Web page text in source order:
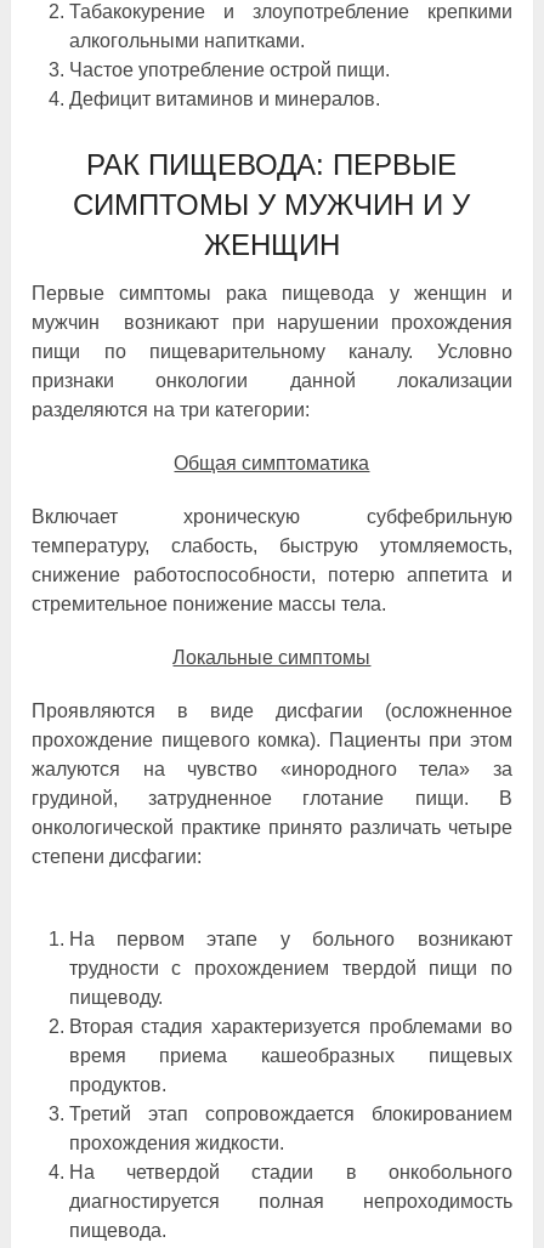
Табакокурение и злоупотребление крепкими
алкогольными напитками.
Частое употребление острой пищи.
Дефицит витаминов и минералов.
РАК ПИЩЕВОДА: ПЕРВЫЕ
СИМПТОМЫ У МУЖЧИН И У
ЖЕНЩИН
Первые симптомы рака пищевода у женщин и
мужчин возникают при нарушении прохождения
пищи по пищеварительному каналу. Условно
признаки онкологии данной локализации
разделяются на три категории:
Общая симптоматика
Включает хроническую субфебрильную
температуру, слабость, быструю утомляемость,
снижение работоспособности, потерю аппетита и
стремительное понижение массы тела.
Локальные симптомы
Проявляются в виде дисфагии (осложненное
прохождение пищевого комка). Пациенты при этом
жалуются на чувство «инородного тела» за
грудиной, затрудненное глотание пищи. В
онкологической практике принято различать четыре
степени дисфагии:
На первом этапе у больного возникают
трудности с прохождением твердой пищи по
пищеводу.
Вторая стадия характеризуется проблемами во
время приема кашеобразных пищевых
продуктов.
Третий этап сопровождается блокированием
прохождения жидкости.
На четвердой стадии в онкобольного
диагностируется полная непроходимость
пищевода.